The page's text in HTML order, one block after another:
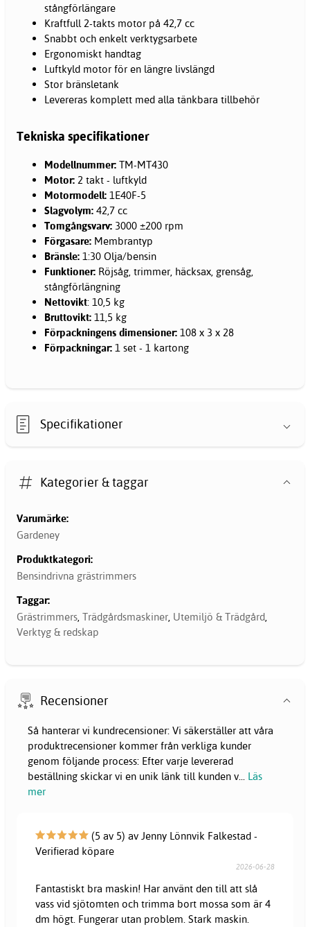
stångförlängare
Kraftfull 2-takts motor på 42,7 cc
Snabbt och enkelt verktygsarbete
Ergonomiskt handtag
Luftkyld motor för en längre livslängd
Stor bränsletank
Levereras komplett med alla tänkbara tillbehör
Tekniska specifikationer
Modellnummer: TM-MT430
Motor: 2 takt - luftkyld
Motormodell: 1E40F-5
Slagvolym: 42,7 cc
Tomgångsvarv: 3000 ±200 rpm
Förgasare: Membrantyp
Bränsle: 1:30 Olja/bensin
Funktioner: Röjsåg, trimmer, häcksax, grensåg,
stångförlängning
Nettovikt: 10,5 kg
Bruttovikt: 11,5 kg
Förpackningens dimensioner: 108 x 3 x 28
Förpackningar: 1 set - 1 kartong
Specifikationer
Kategorier & taggar
Varumärke:
Gardeney
Produktkategori:
Bensindrivna grästrimmers
Taggar:
Grästrimmers, Trädgårdsmaskiner, Utemiljö & Trädgård,
Verktyg & redskap
Recensioner
Så hanterar vi kundrecensioner: Vi säkerställer att våra
produktrecensioner kommer från verkliga kunder
genom följande process: Efter varje levererad
beställning skickar vi en unik länk till kunden v... Läs
mer
(5 av 5) av Jenny Lönnvik Falkestad -
Verifierad köpare
2026-06-28
Fantastiskt bra maskin! Har använt den till att slå
vass vid sjötomten och trimma bort mossa som är 4
dm högt. Fungerar utan problem. Stark maskin.